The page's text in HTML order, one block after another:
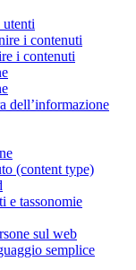
i contenuti
i contenuti
dell’informazione
(content type)
e tassonomie
sul web
semplice